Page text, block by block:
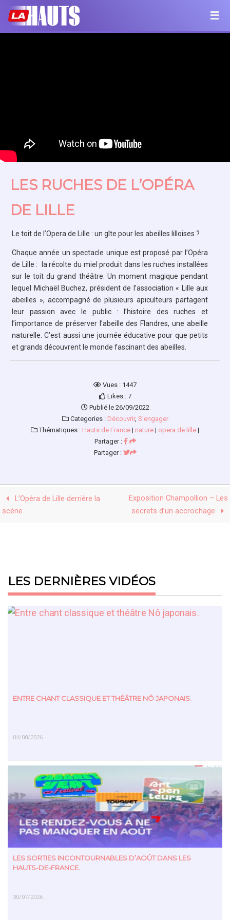
LES RUCHES DE L’OPÉRA
DE LILLE
Le toit de l’Opera de Lille : un gîte pour les abeilles lilloises ?
Chaque année un spectacle unique est proposé par l’Opéra
de Lille : la récolte du miel produit dans les ruches installées
sur le toit du grand théâtre. Un moment magique pendant
lequel Michaël Buchez, président de l’association « Lille aux
abeilles », accompagné de plusieurs apiculteurs partagent
leur passion avec le public : l’histoire des ruches et
l’importance de préserver l’abeille des Flandres, une abeille
naturelle. C’est aussi une journée éducative pour que petits
et grands découvrent le monde fascinant des abeilles.
Vues : 1447
Likes : 7
Publié le 26/09/2022
Categories : Découvrir, S’engager
Thématiques : Hauts de France | nature | opera de lille |
Partager :
Partager :
L’Opéra de Lille derrière la
scène
Exposition Champollion – Les
secrets d’un accrochage
LES DERNIÈRES VIDÉOS
ENTRE CHANT CLASSIQUE ET THÉÂTRE NÔ JAPONAIS.
04/08/2026
EN SAVOIR PLUS
LES SORTIES INCONTOURNABLES D’AOÛT DANS LES
HAUTS-DE-FRANCE.
30/07/2026